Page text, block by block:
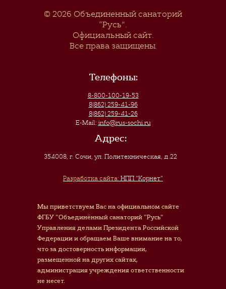
© 2026 Объединенный санаторий
“Русь”.
Официальный сайт.
Все права защищены.
Телефоны:
8-800-100-19-53
8(862) 259-41-96
8(862) 259-41-26
E-Mail: info@rus-sochi.ru
Адрес:
354008, г. Сочи,ул. Политехническая, д.22
Разработка сайта: НПП "Корнет"
Мы приветствуем Вас на официальном сайте
ФГБУ "Объединённый санаторий "Русь"
Управления делами Президента Российской
Федерации и обращаем Ваше внимание на то,
что за достоверность информации,
размещенной на других сайтах,
администрация учреждения ответственности
не несет.